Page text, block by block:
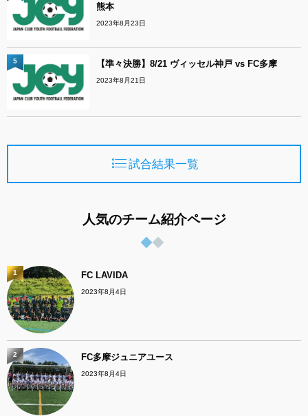
熊本
2023年8月23日
【準々決勝】8/21 ヴィッセル神戸 vs FC多摩
2023年8月21日
5
試合結果一覧
人気のチーム紹介ページ
FC LAVIDA
2023年8月4日
1
FC多摩ジュニアユース
2023年8月4日
2